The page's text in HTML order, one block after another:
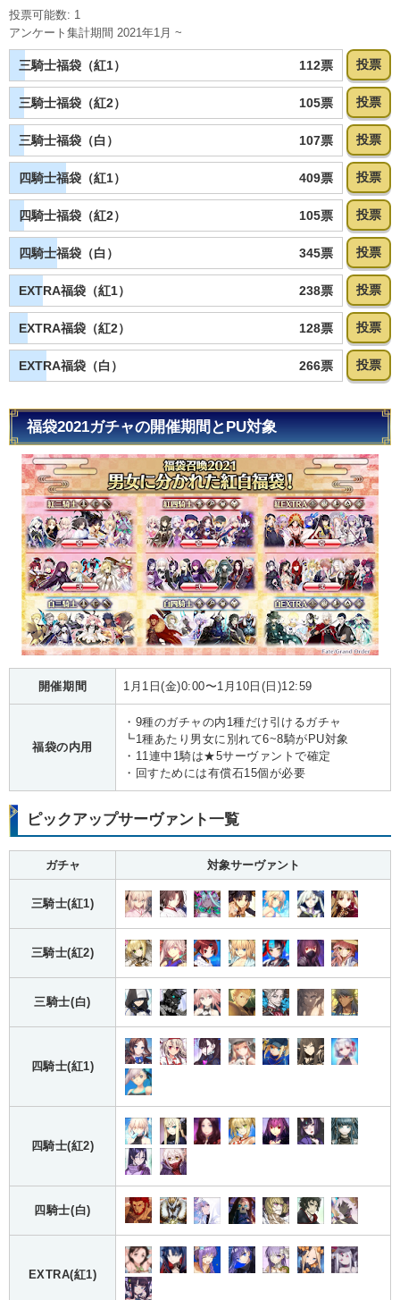
投票可能数: 1
アンケート集計期間 2021年1月 ~
三騎士福袋（紅1） 112票 投票
三騎士福袋（紅2） 105票 投票
三騎士福袋（白） 107票 投票
四騎士福袋（紅1） 409票 投票
四騎士福袋（紅2） 105票 投票
四騎士福袋（白） 345票 投票
EXTRA福袋（紅1） 238票 投票
EXTRA福袋（紅2） 128票 投票
EXTRA福袋（白） 266票 投票
福袋2021ガチャの開催期間とPU対象
開催期間 1月1日(金)0:00〜1月10日(日)12:59
福袋の内用
・9種のガチャの内1種だけ引けるガチャ
┗1種あたり男女に別れて6~8騎がPU対象
・11連中1騎は★5サーヴァントで確定
・回すためには有償石15個が必要
ピックアップサーヴァント一覧
ガチャ 対象サーヴァント
三騎士(紅1)
三騎士(紅2)
三騎士(白)
四騎士(紅1)
四騎士(紅2)
四騎士(白)
EXTRA(紅1)